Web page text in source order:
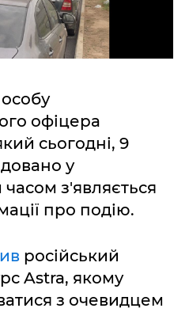
офіцера
сьогодні, 9
у
з'являється
про подію.
російський
Astra, якому
з очевидцем